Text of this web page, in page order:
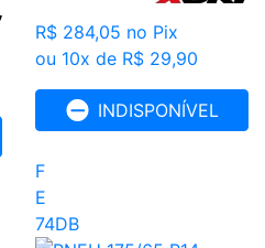
R$ 284,05 no Pix
ou 10x de R$ 29,90
INDISPONÍVEL
F
E
74DB